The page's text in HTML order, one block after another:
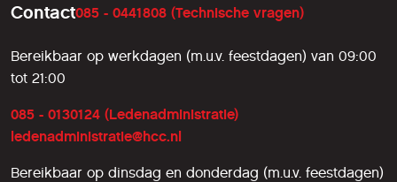
Contact085 - 0441808 (Technische vragen)
Bereikbaar op werkdagen (m.u.v. feestdagen) van 09:00
tot 21:00
085 - 0130124 (Ledenadministratie)
ledenadministratie@hcc.nl
Bereikbaar op dinsdag en donderdag (m.u.v. feestdagen)